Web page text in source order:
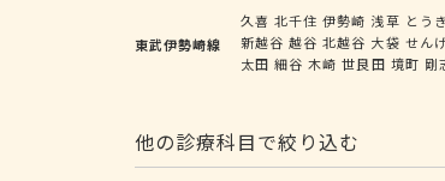
東武伊勢崎線
久喜 北千住 伊勢崎 浅草 とう
新越谷 越谷 北越谷 大袋 せん
太田 細谷 木崎 世良田 境町 剛
他の診療科目で絞り込む